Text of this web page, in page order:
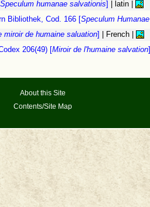
Speculum humanae salvationis]
| latin |
Bibliothek, Cod. 166 [Speculum
miroir de humaine saluation]
| French |
206(49) [Miroir de l'humaine salvation
About this Site
Contents/Site Map